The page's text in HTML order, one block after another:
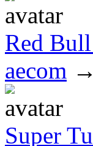
Red
aecom →
Super